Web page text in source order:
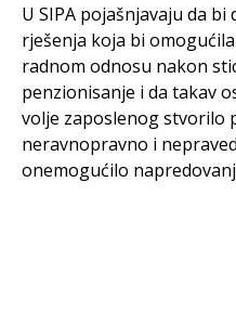
U SIPA pojašnjavaju da
rješenja koja bi
radnom odnosu nakon
penzionisanje i da takav
volje zaposlenog stvorilo
neravnopravno i
onemogućilo